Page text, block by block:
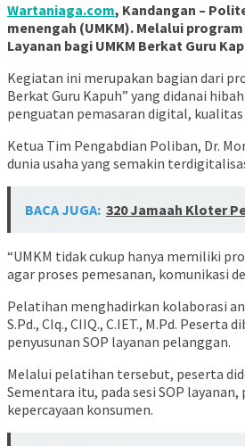
Wartaniaga.com, Kandangan –
menengah (UMKM). Melalui
Layanan bagi UMKM Berkat Guru
Kegiatan ini merupakan bagian dari
Berkat Guru Kapuh” yang didanai
penguatan pemasaran digital,
Ketua Tim Pengabdian Poliban, Dr.
dunia usaha yang semakin
BACA JUGA: 320 Jamaah Kloter
“UMKM tidak cukup hanya memiliki
agar proses pemesanan, komunikasi
Pelatihan menghadirkan kolaborasi
S.Pd., CIq., CIIQ., C.IET., M.Pd.
penyusunan SOP layanan pelanggan.
Melalui pelatihan tersebut, peserta
Sementara itu, pada sesi SOP
kepercayaan konsumen.